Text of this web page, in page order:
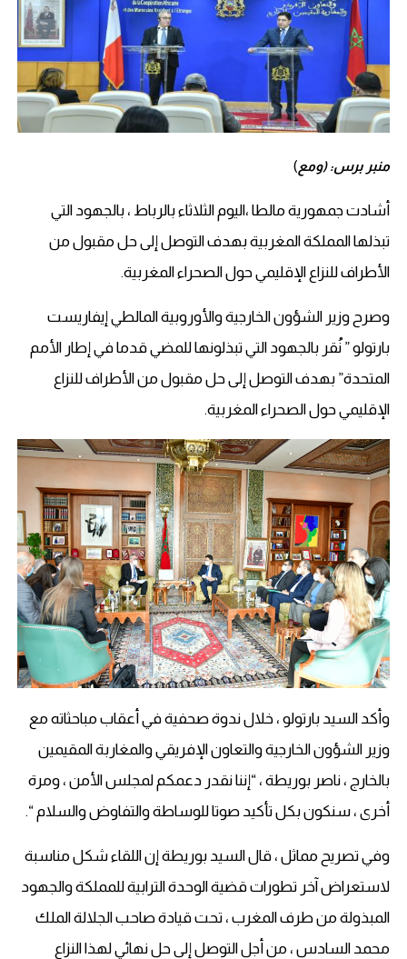
منبر برس: (ومع)
أشادت جمهورية مالطا ،اليوم الثلاثاء بالرباط ، بالجهود التي
تبذلها المملكة المغربية بهدف التوصل إلى حل مقبول من
الأطراف للنزاع الإقليمي حول الصحراء المغربية.
وصرح وزير الشؤون الخارجية والأوروبية المالطي إيفاريست
بارتولو ” نُقر بالجهود التي تبذلونها للمضي قدما في إطار الأمم
المتحدة” بهدف التوصل إلى حل مقبول من الأطراف للنزاع
الإقليمي حول الصحراء المغربية.
وأكد السيد بارتولو ، خلال ندوة صحفية في أعقاب مباحثاته مع
وزير الشؤون الخارجية والتعاون الإفريقي والمغاربة المقيمين
بالخارج ، ناصر بوريطة ، “إننا نقدر دعمكم لمجلس الأمن ، ومرة ​​
أخرى ، سنكون بكل تأكيد صوتا للوساطة والتفاوض والسلام “.
وفي تصريح مماثل ، قال السيد بوريطة إن اللقاء شكل مناسبة
لاستعراض آخر تطورات قضية الوحدة الترابية للمملكة والجهود
المبذولة من طرف المغرب ، تحت قيادة صاحب الجلالة الملك
محمد السادس ، من أجل التوصل إلى حل نهائي لهذا النزاع